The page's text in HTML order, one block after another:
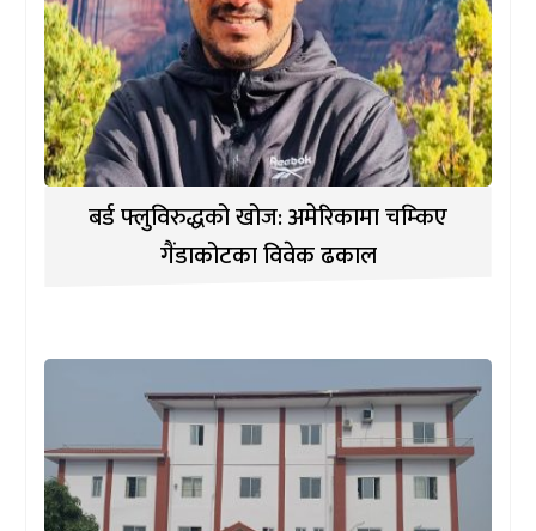
बर्ड फ्लुविरुद्धको खोज: अमेरिकामा चम्किए
गैंडाकोटका विवेक ढकाल